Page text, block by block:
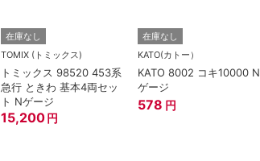
在庫なし
TOMIX (トミックス)
トミックス 98520 453系
急行 ときわ 基本4両セッ
ト Nゲージ
15,200 円
在庫なし
KATO(カトー）
KATO 8002 コキ10000 N
ゲージ
578 円